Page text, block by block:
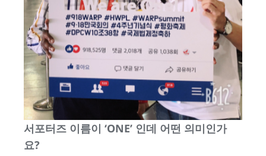
서포터즈 이름이 ‘ONE’ 인데 어떤 의미인가
요?